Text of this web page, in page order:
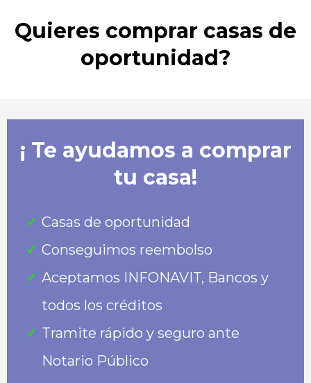
Quieres comprar casas de
oportunidad?
¡ Te ayudamos a comprar
tu casa!
Casas de oportunidad
Conseguimos reembolso
Aceptamos INFONAVIT, Bancos y
todos los créditos
Tramite rápido y seguro ante
Notario Público